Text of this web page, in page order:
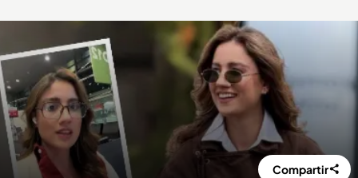
Compartir